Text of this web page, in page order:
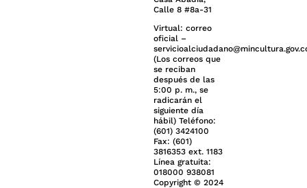
Calle 8 #8a-31
Virtual: correo
oficial –
(Los correos que
se reciban
después de las
5:00 p. m., se
radicarán el
siguiente día
hábil) Teléfono:
(601) 3424100
Fax: (601)
3816353 ext. 1183
Línea gratuita:
018000 938081
Copyright © 2024